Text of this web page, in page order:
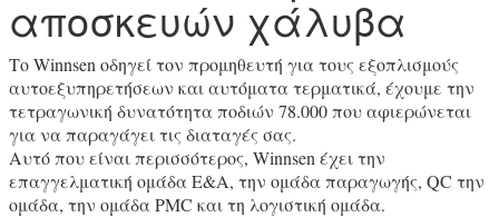
αποσκευών χάλυβα
Το Winnsen οδηγεί τον προμηθευτή για τους εξοπλισμούς
αυτοεξυπηρετήσεων και αυτόματα τερματικά, έχουμε την
τετραγωνική δυνατότητα ποδιών 78.000 που αφιερώνεται
για να παραγάγει τις διαταγές σας.
Αυτό που είναι περισσότερος, Winnsen έχει την
επαγγελματική ομάδα Ε&Α, την ομάδα παραγωγής, QC την
ομάδα, την ομάδα PMC και τη λογιστική ομάδα.